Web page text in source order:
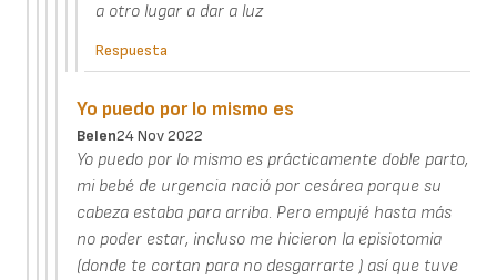
a otro lugar a dar a luz
Respuesta
Yo puedo por lo mismo es
Belen24 Nov 2022
Yo puedo por lo mismo es prácticamente doble parto,
mi bebé de urgencia nació por cesárea porque su
cabeza estaba para arriba. Pero empujé hasta más
no poder estar, incluso me hicieron la episiotomia
(donde te cortan para no desgarrarte ) así que tuve